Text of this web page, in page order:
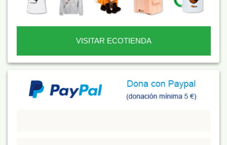
VISITAR ECOTIENDA